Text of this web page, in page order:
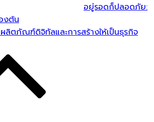
อยู่รอดก็ปลอดภัย:
งต้น
ลิตภัณฑ์ดิจิทัลและการสร้างให้เป็นธุรกิจ